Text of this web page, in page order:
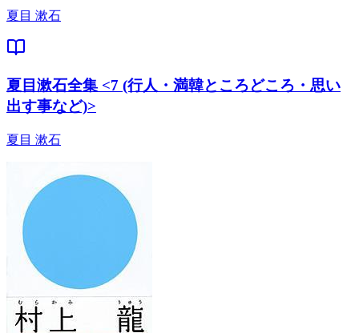
夏目 漱石
夏目漱石全集 <7 (行人・満韓ところどころ・思い
出す事など)>
夏目 漱石